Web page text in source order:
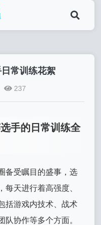
常训练花絮
237
手的日常训练全
备受瞩目的盛事，选
每天进行着高强度、
括游戏内技术、战术
队协作等多个方面。